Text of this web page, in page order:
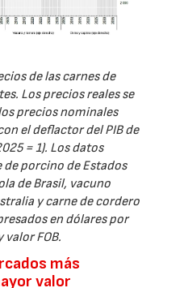
de las carnes de
Los precios reales se
precios nominales
el deflactor del PIB de
= 1). Los datos
porcino de Estados
de Brasil, vacuno
y carne de cordero
en dólares por
valor FOB.
más
valor